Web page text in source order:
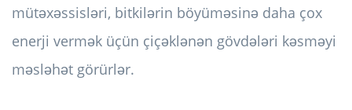
mütəxəssisləri, bitkilərin böyüməsinə daha çox
enerji vermək üçün çiçəklənən gövdələri kəsməyi
məsləhət görürlər.